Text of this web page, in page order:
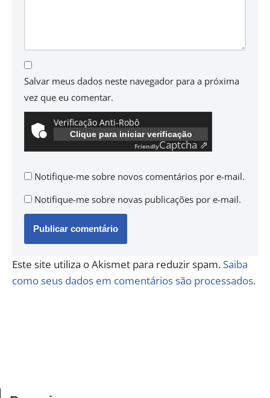
Salvar meus dados neste navegador para a próxima
vez que eu comentar.
Verificação Anti-Robô
Clique para iniciar verificação
FriendlyCaptcha ⇗
Notifique-me sobre novos comentários por e-mail.
Notifique-me sobre novas publicações por e-mail.
Este site utiliza o Akismet para reduzir spam. Saiba
como seus dados em comentários são processados.